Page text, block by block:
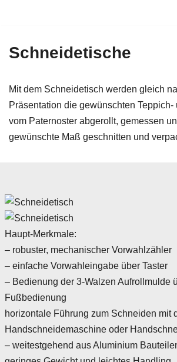
Inhalt
Schneidetische
Mit dem Schneidetisch werden gleich
Präsentation die gewünschten
vom Paternoster abgerollt, gemessen
gewünschte Maß geschnitten und
Haupt-Merkmale:
– robuster, mechanischer Vorwahlzähler
– einfache Vorwahleingabe über Taster
– Bedienung der 3-Walzen Aufrollmulde
Fußbedienung
horizontale Führung zum Schneiden mit
Handschneidemaschine oder
– weitestgehend aus Aluminium